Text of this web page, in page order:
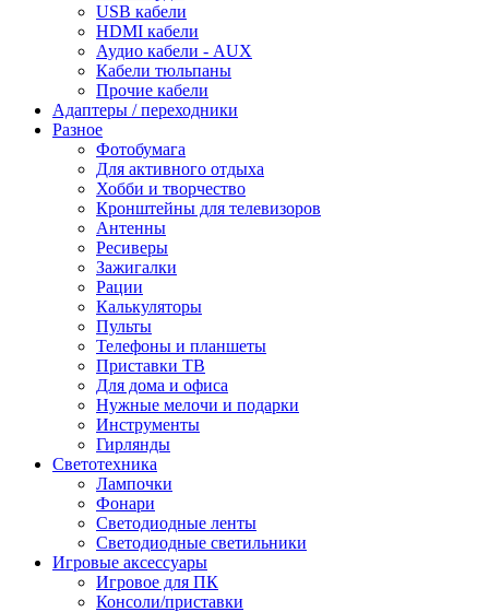
USB кабели
HDMI кабели
Аудио кабели - AUX
Кабели тюльпаны
Прочие кабели
Адаптеры / переходники
Разное
Фотобумага
Для активного отдыха
Хобби и творчество
Кронштейны для телевизоров
Антенны
Ресиверы
Зажигалки
Рации
Калькуляторы
Пульты
Телефоны и планшеты
Приставки ТВ
Для дома и офиса
Нужные мелочи и подарки
Инструменты
Гирлянды
Светотехника
Лампочки
Фонари
Светодиодные ленты
Светодиодные светильники
Игровые аксессуары
Игровое для ПК
Консоли/приставки